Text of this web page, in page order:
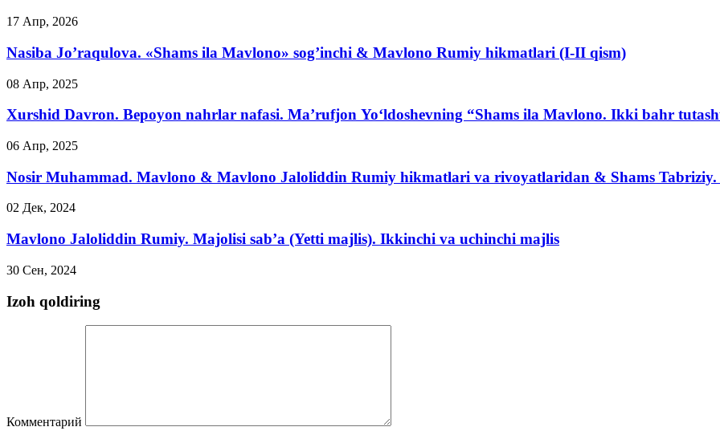
17 Апр, 2026
Nasiba Jo’raqulova. «Shams ila Mavlono» sog’inchi & Mavlono Rumiy hikmatlari (I-II qism)
08 Апр, 2025
Xurshid Davron. Bepoyon nahrlar nafasi. Ma’rufjon Yo‘ldoshevning “Shams ila Mavlono. Ikki bahr
06 Апр, 2025
Nosir Muhammad. Mavlono & Mavlono Jaloliddin Rumiy hikmatlari va rivoyatlaridan & Shams
02 Дек, 2024
Mavlono Jaloliddin Rumiy. Majolisi sab’a (Yetti majlis). Ikkinchi va uchinchi majlis
30 Сен, 2024
Izoh qoldiring
Комментарий